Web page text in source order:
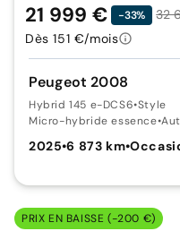
Peugeot 2008
Hybrid 145 e-DCS6•Style
Micro-hybride essence•
2025•6 873 km•
21 999 € -33% 32
Dès 151 €/mois
PRIX EN BAISSE (-200 €)